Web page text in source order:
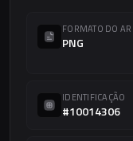
FORMATO DO
PNG
IDENTIFICAÇÃO
#10014306